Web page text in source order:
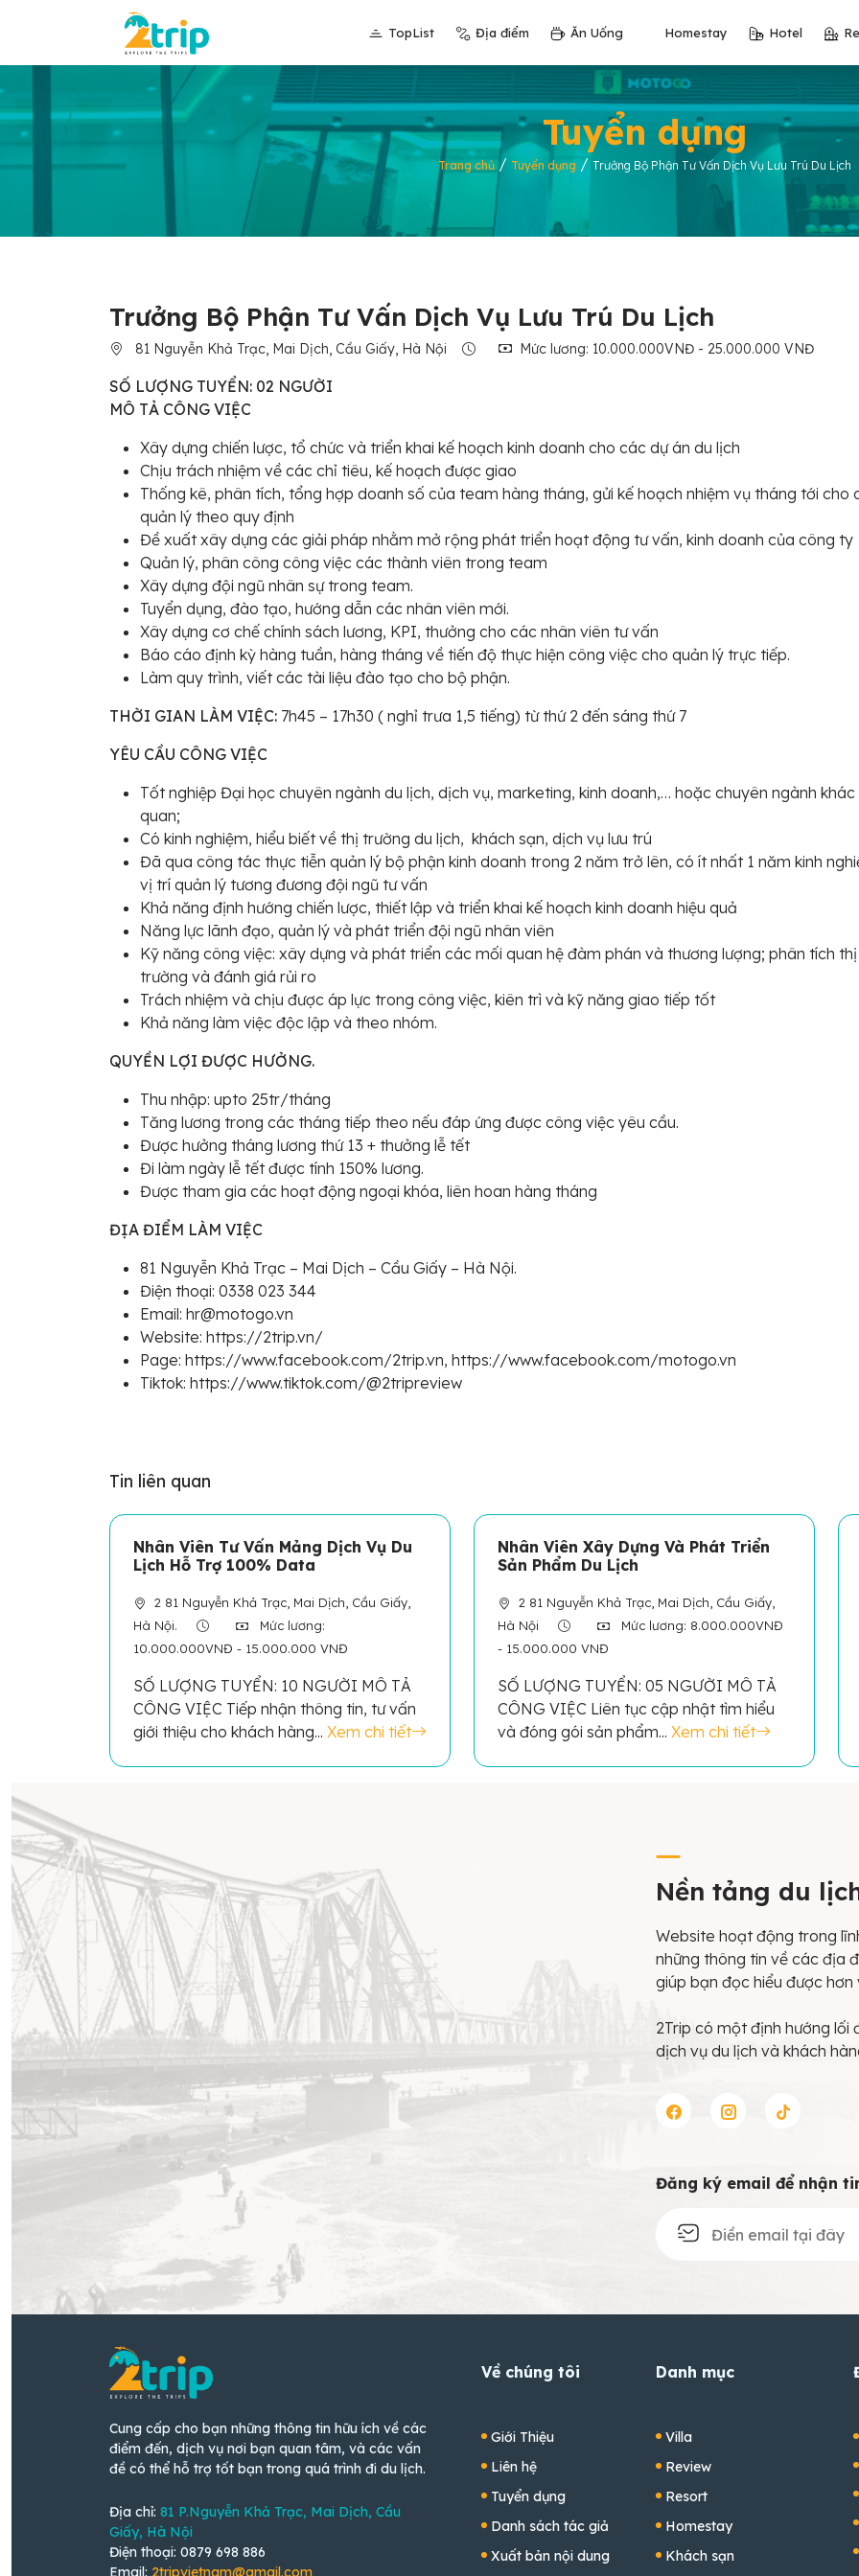
TopList Địa điểm Ăn Uống Homestay Hotel
Tuyển dụng
Trang chủ/ Tuyển dụng/ Trưởng Bộ Phận Tư Vấn Dịch Vụ Lưu Trú Du Lịch
Trưởng Bộ Phận Tư Vấn Dịch Vụ Lưu Trú Du Lịch
81 Nguyễn Khả Trạc, Mai Dịch, Cầu Giấy, Hà Nội Mức lương: 10.000.000VNĐ - 25.000.000 VNĐ
SỐ LƯỢNG TUYỂN: 02 NGƯỜI
MÔ TẢ CÔNG VIỆC
Xây dựng chiến lược, tổ chức và triển khai kế hoạch kinh doanh cho các dự án du lịch
Chịu trách nhiệm về các chỉ tiêu, kế hoạch được giao
Thống kê, phân tích, tổng hợp doanh số của team hàng tháng, gửi kế hoạch nhiệm vụ tháng tới cho
quản lý theo quy định
Đề xuất xây dựng các giải pháp nhằm mở rộng phát triển hoạt động tư vấn, kinh doanh của công ty
Quản lý, phân công công việc các thành viên trong team
Xây dựng đội ngũ nhân sự trong team.
Tuyển dụng, đào tạo, hướng dẫn các nhân viên mới.
Xây dựng cơ chế chính sách lương, KPI, thưởng cho các nhân viên tư vấn
Báo cáo định kỳ hàng tuần, hàng tháng về tiến độ thực hiện công việc cho quản lý trực tiếp.
Làm quy trình, viết các tài liệu đào tạo cho bộ phận.
THỜI GIAN LÀM VIỆC: 7h45 – 17h30 ( nghỉ trưa 1,5 tiếng) từ thứ 2 đến sáng thứ 7
YÊU CẦU CÔNG VIỆC
Tốt nghiệp Đại học chuyên ngành du lịch, dịch vụ, marketing, kinh doanh,… hoặc chuyên ngành khác
quan;
Có kinh nghiệm, hiểu biết về thị trường du lịch, khách sạn, dịch vụ lưu trú
Đã qua công tác thực tiễn quản lý bộ phận kinh doanh trong 2 năm trở lên, có ít nhất 1 năm kinh
vị trí quản lý tương đương đội ngũ tư vấn
Khả năng định hướng chiến lược, thiết lập và triển khai kế hoạch kinh doanh hiệu quả
Năng lực lãnh đạo, quản lý và phát triển đội ngũ nhân viên
Kỹ năng công việc: xây dựng và phát triển các mối quan hệ đàm phán và thương lượng; phân tích thị
trường và đánh giá rủi ro
Trách nhiệm và chịu được áp lực trong công việc, kiên trì và kỹ năng giao tiếp tốt
Khả năng làm việc độc lập và theo nhóm.
QUYỀN LỢI ĐƯỢC HƯỞNG.
Thu nhập: upto 25tr/tháng
Tăng lương trong các tháng tiếp theo nếu đáp ứng được công việc yêu cầu.
Được hưởng tháng lương thứ 13 + thưởng lễ tết
Đi làm ngày lễ tết được tính 150% lương.
Được tham gia các hoạt động ngoại khóa, liên hoan hàng tháng
ĐỊA ĐIỂM LÀM VIỆC
81 Nguyễn Khả Trạc – Mai Dịch – Cầu Giấy – Hà Nội.
Điện thoại: 0338 023 344
Email: hr@motogo.vn
Website: https://2trip.vn/
Page: https://www.facebook.com/2trip.vn, https://www.facebook.com/motogo.vn
Tiktok: https://www.tiktok.com/@2tripreview
Tin liên quan
Nhân Viên Tư Vấn Mảng Dịch Vụ Du
Lịch Hỗ Trợ 100% Data
2 81 Nguyễn Khả Trạc, Mai Dịch, Cầu Giấy,
Hà Nội.
Mức lương:
10.000.000VNĐ - 15.000.000 VNĐ
SỐ LƯỢNG TUYỂN: 10 NGƯỜI MÔ TẢ
CÔNG VIỆC Tiếp nhận thông tin, tư vấn
giới thiệu cho khách hàng... Xem chi tiết
Nhân Viên Xây Dựng Và Phát Triển
Sản Phẩm Du Lịch
2 81 Nguyễn Khả Trạc, Mai Dịch, Cầu Giấy,
Hà Nội
Mức lương: 8.000.000VNĐ
- 15.000.000 VNĐ
SỐ LƯỢNG TUYỂN: 05 NGƯỜI MÔ TẢ
CÔNG VIỆC Liên tục cập nhật tìm hiểu
và đóng gói sản phẩm... Xem chi tiết
Nền tảng du
Website hoạt động trong
những thông tin về các địa
giúp bạn đọc hiểu được
2Trip có một định hướng lối
dịch vụ du lịch và khách
Đăng ký email để nhận
Cung cấp cho bạn những thông tin hữu ích về các
điểm đến, dịch vụ nơi bạn quan tâm, và các vấn
đề có thể hỗ trợ tốt bạn trong quá trình đi du lịch.
Địa chỉ: 81 P.Nguyễn Khả Trạc, Mai Dịch, Cầu
Giấy, Hà Nội
Điện thoại: 0879 698 886
Email: 2tripvietnam@gmail.com
Về chúng tôi
Giới Thiệu
Liên hệ
Tuyển dụng
Danh sách tác giả
Xuất bản nội dung
Danh mục
Villa
Review
Resort
Homestay
Khách sạn